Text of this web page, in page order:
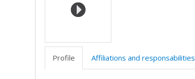
Profile Affiliations and responsabilities